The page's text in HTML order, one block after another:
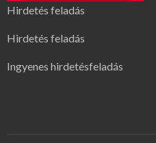
Hirdetés feladás
Hirdetés feladás
Ingyenes hirdetésfeladás